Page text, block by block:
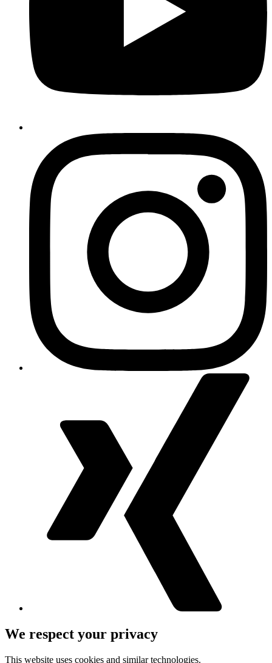
We respect your privacy
This website uses cookies and similar technologies.